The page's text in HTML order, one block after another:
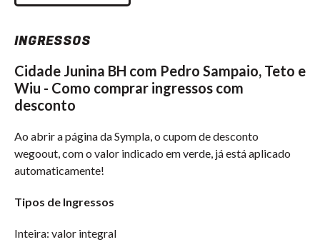
INGRESSOS
Cidade Junina BH com Pedro Sampaio, Teto e
Wiu - Como comprar ingressos com
desconto
Ao abrir a página da Sympla, o cupom de desconto
wegoout, com o valor indicado em verde, já está aplicado
automaticamente!
Tipos de Ingressos
Inteira: valor integral